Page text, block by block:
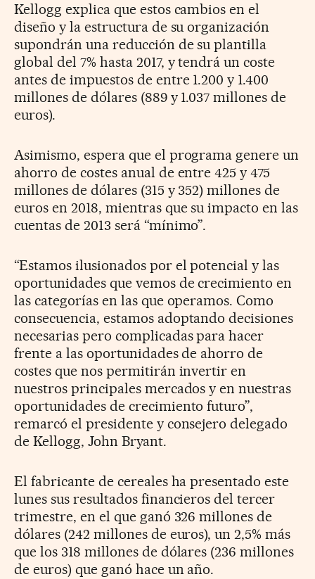
Kellogg explica que estos cambios en el
diseño y la estructura de su organización
supondrán una reducción de su plantilla
global del 7% hasta 2017, y tendrá un coste
antes de impuestos de entre 1.200 y 1.400
millones de dólares (889 y 1.037 millones de
euros).
Asimismo, espera que el programa genere un
ahorro de costes anual de entre 425 y 475
millones de dólares (315 y 352) millones de
euros en 2018, mientras que su impacto en las
cuentas de 2013 será “mínimo”.
“Estamos ilusionados por el potencial y las
oportunidades que vemos de crecimiento en
las categorías en las que operamos. Como
consecuencia, estamos adoptando decisiones
necesarias pero complicadas para hacer
frente a las oportunidades de ahorro de
costes que nos permitirán invertir en
nuestros principales mercados y en nuestras
oportunidades de crecimiento futuro”,
remarcó el presidente y consejero delegado
de Kellogg, John Bryant.
El fabricante de cereales ha presentado este
lunes sus resultados financieros del tercer
trimestre, en el que ganó 326 millones de
dólares (242 millones de euros), un 2,5% más
que los 318 millones de dólares (236 millones
de euros) que ganó hace un año.